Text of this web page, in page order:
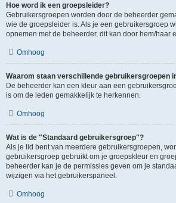
Hoe word ik een groepsleider?
Gebruikersgroepen worden door de beheerder
wie de groepsleider is. Als je een gebruikersgroep
opnemen met de beheerder, dit kan door hem/haar
Omhoog
Waarom staan verschillende gebruikersgroepen
De beheerder kan een kleur aan een
is om de leden gemakkelijk te herkennen.
Omhoog
Wat is de "Standaard gebruikersgroep"?
Als je lid bent van meerdere gebruikersgroepen,
gebruikersgroep gebruikt om je groepskleur en
beheerder kan je de permissies geven om je
wijzigen via het gebruikerspaneel.
Omhoog